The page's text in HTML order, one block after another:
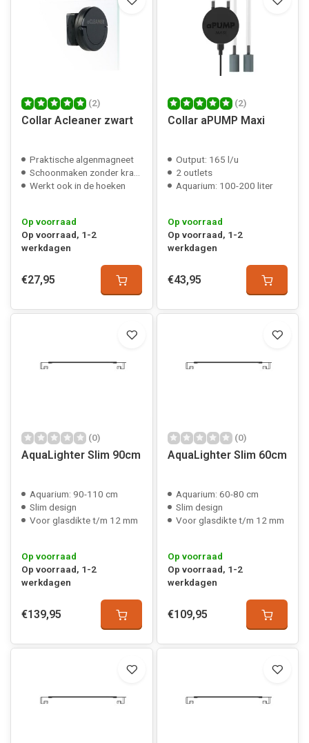
(2)
Collar Acleaner zwart
Praktische algenmagneet
Schoonmaken zonder krassen
Werkt ook in de hoeken
Op voorraad
Op voorraad, 1-2
werkdagen
€27,95
(2)
Collar aPUMP Maxi
Output: 165 l/u
2 outlets
Aquarium: 100-200 liter
Op voorraad
Op voorraad, 1-2
werkdagen
€43,95
(0)
AquaLighter Slim 90cm
Aquarium: 90-110 cm
Slim design
Voor glasdikte t/m 12 mm
Op voorraad
Op voorraad, 1-2
werkdagen
€139,95
(0)
AquaLighter Slim 60cm
Aquarium: 60-80 cm
Slim design
Voor glasdikte t/m 12 mm
Op voorraad
Op voorraad, 1-2
werkdagen
€109,95